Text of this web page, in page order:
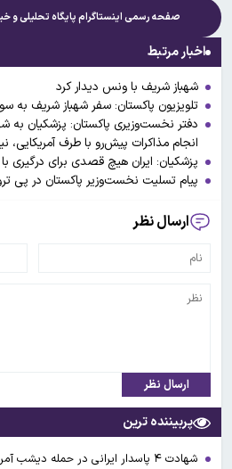
صفحه رسمی اینستاگرام پایگاه تحلیلی و
اخبار مرتبط
شهباز شریف با ونس دیدار کرد
تلویزیون پاکستان: سفر شهباز شریف به
دفتر نخست‌وزیری پاکستان: پزشکیان به
انجام مذاکرات پیش‌رو با طرف آمریکایی،
پزشکیان: ایران هیچ قصدی برای درگیری
پیام تسلیت نخست‌وزیر پاکستان در پی
ارسال نظر
ارسال نظر
پربیننده ترین
شهادت ۴ پاسدار ایرانی در حمله دیشب آمریکت و عربستان به عراق